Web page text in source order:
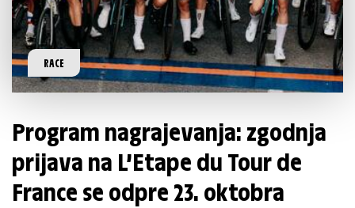
RACE
Program nagrajevanja: zgodnja
prijava na L’Etape du Tour de
France se odpre 23. oktobra